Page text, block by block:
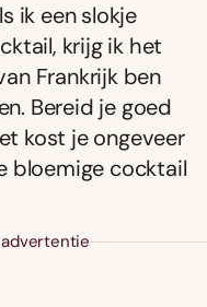
ik een slokje
krijg ik het
Frankrijk ben
Bereid je goed
kost je ongeveer
bloemige cocktail